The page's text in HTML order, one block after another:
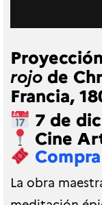
rojode
Francia,
7 de
Cine
La obra